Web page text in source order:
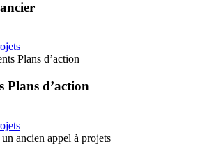
Plans d’action
Plans d’action
ancien appel à projets